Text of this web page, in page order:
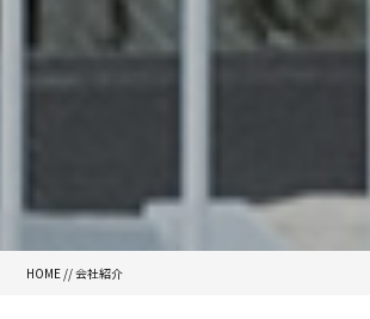
HOME //会社紹介